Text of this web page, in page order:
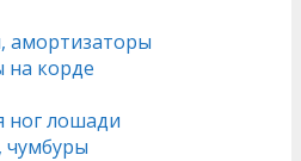
амортизаторы
на корде
ног лошади
чумбуры